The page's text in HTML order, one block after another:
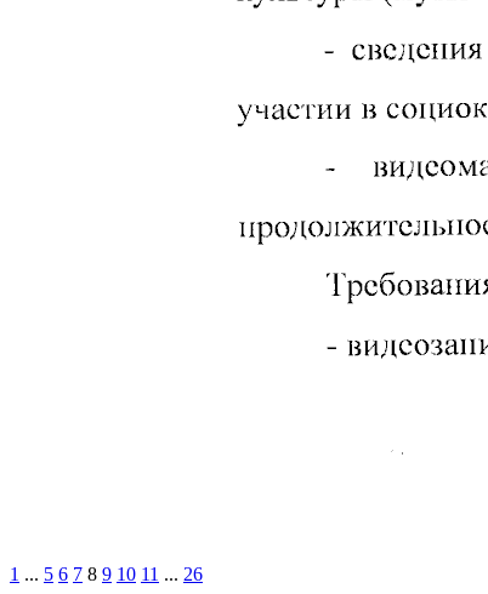
1 ... 5 6 7 8 9 10 11 ... 26